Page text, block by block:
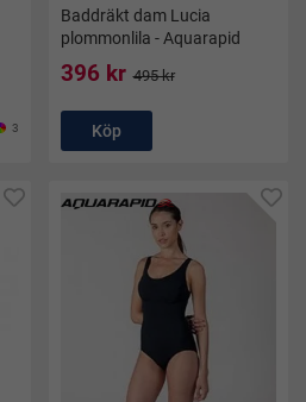
3
Baddräkt dam Lucia
plommonlila - Aquarapid
396 kr 495 kr
Köp